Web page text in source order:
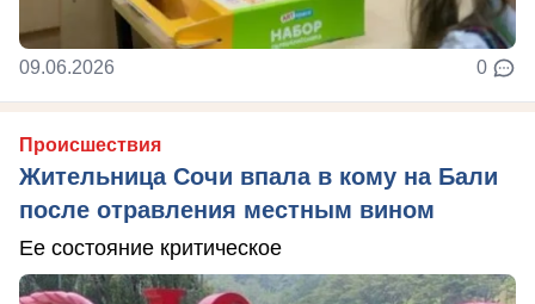
09.06.2026 0
Происшествия
Жительница Сочи впала в кому на Бали
после отравления местным вином
Ее состояние критическое